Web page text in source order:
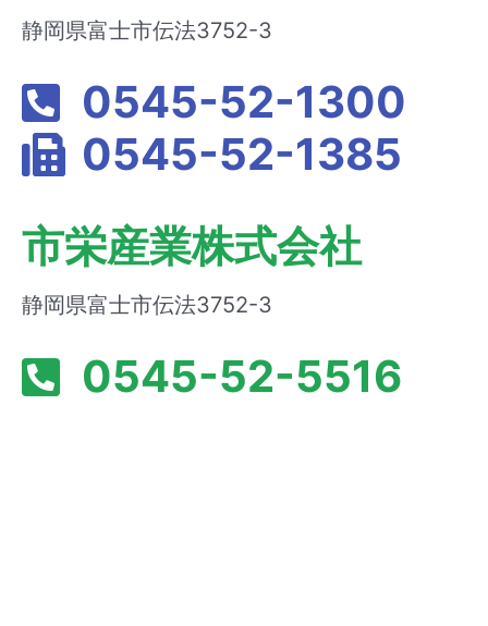
静岡県富士市伝法3752-3
0545-52-1300
0545-52-1385
市栄産業株式会社
静岡県富士市伝法3752-3
0545-52-5516